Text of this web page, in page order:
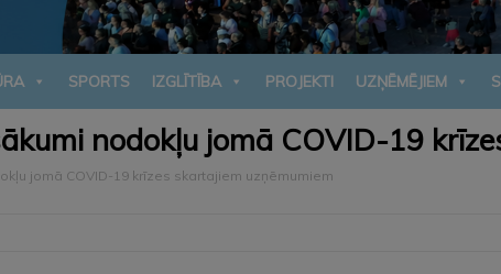
SPORTS IZGLĪTĪBA PROJEKTI UZŅĒMĒJIEM
nodokļu jomā COVID-19
jomā COVID-19 krīzes skartajiem uzņēmumiem